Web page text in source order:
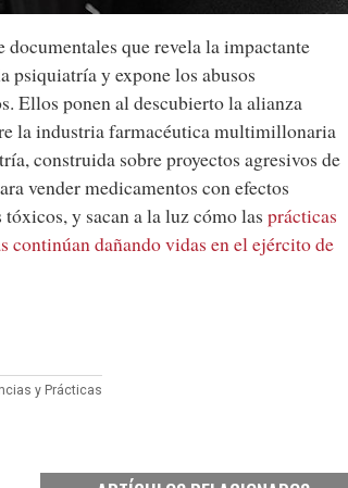
documentales que revela la impactante
psiquiatría y expone los abusos
Ellos ponen al descubierto la alianza
la industria farmacéutica multimillonaria
construida sobre proyectos agresivos de
vender medicamentos con efectos
tóxicos, y sacan a la luz cómo las prácticas
continúan dañando vidas en el ejército de
y Prácticas